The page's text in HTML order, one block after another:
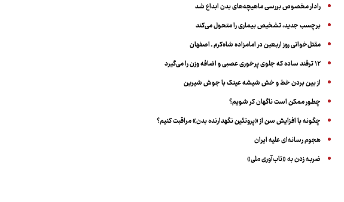
رادار مخصوص بررسی ماهیچه‌های بدن ابداع شد
برچسب جدید، تشخیص بیماری را متحول می‌کند
مقتل‌خوانی روز اربعین در امامزاده شاه‌کرم ـ اصفهان
۱۲ ترفند ساده که جلوی پرخوری عصبی و اضافه ‌وزن را می‌گیرد
از بین بردن خط و خش شیشه عینک با جوش شیرین
چطور ممکن است ناگهان کر شویم؟
چگونه با افزایش سن از «پروتئین نگهدارنده بدن» مراقبت کنیم؟
هجوم رسانه‌ای علیه ایران
ضربه زدن به «تاب‌آوری ملی»